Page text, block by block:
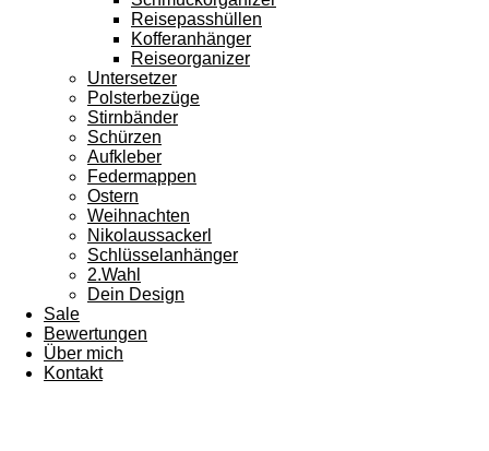
Reisepasshüllen
Kofferanhänger
Reiseorganizer
Untersetzer
Polsterbezüge
Stirnbänder
Schürzen
Aufkleber
Federmappen
Ostern
Weihnachten
Nikolaussackerl
Schlüsselanhänger
2.Wahl
Dein Design
Sale
Bewertungen
Über mich
Kontakt